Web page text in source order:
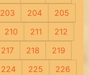
203 204
205
210 211
212
217 218
219
224 225
226